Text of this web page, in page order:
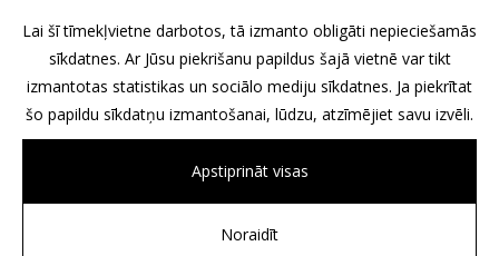
Lai šī tīmekļvietne darbotos, tā izmanto obligāti nepieciešamās
sīkdatnes. Ar Jūsu piekrišanu papildus šajā vietnē var tikt
izmantotas statistikas un sociālo mediju sīkdatnes. Ja piekrītat
šo papildu sīkdatņu izmantošanai, lūdzu, atzīmējiet savu izvēli.
Apstiprināt visas
Noraidīt